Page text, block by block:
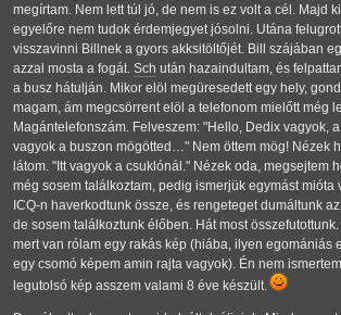
megírtam. Nem lett túl jó, de nem is ez volt a cél. Majd
egyelőre nem tudok érdemjegyet jósolni. Utána
visszavinni Billnek a gyors akksitöltőjét. Bill szájában
azzal mosta a fogát. Sch után hazaindultam, és
a busz hátulján. Mikor elöl megüresedett egy hely,
magam, ám megcsörrent elöl a telefonom mielőtt még
Magántelefonszám. Felveszem: "Hello, Dedix vagyok,
vagyok a buszon mögötted…" Nem öttem mög! Nézek
látom. "Itt vagyok a csuklónál." Nézek oda, megsejtem
még sosem találkoztam, pedig ismerjük egymást mióta
ICQ-n haverkodtunk össze, és rengeteget dumáltunk
de sosem találkoztunk élőben. Hát most
mert van rólam egy rakás kép (hiába, ilyen egomániás
egy csomó képem amin rajta vagyok). Én nem
legutolsó kép asszem valami 8 éve készült.